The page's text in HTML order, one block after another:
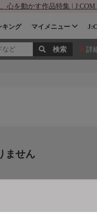
心を動かす作品特集 |
キング マイメニュー
詳
ません